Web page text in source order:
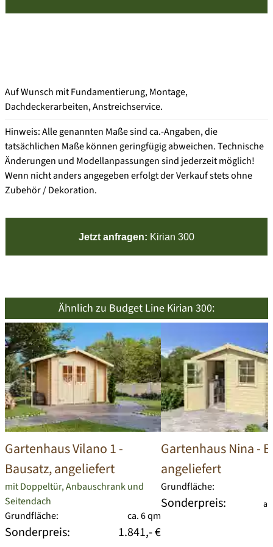
Auf Wunsch mit Fundamentierung, Montage,
Dachdeckerarbeiten, Anstreichservice.
Hinweis: Alle genannten Maße sind ca.-Angaben, die
tatsächlichen Maße können geringfügig abweichen. Technische
Änderungen und Modellanpassungen sind jederzeit möglich!
Wenn nicht anders angegeben erfolgt der Verkauf stets ohne
Zubehör / Dekoration.
Jetzt anfragen: Kirian 300
Ähnlich zu Budget Line Kirian 300:
Gartenhaus Vilano 1-
Bausatz, angeliefert
mit Doppeltür, Anbauschrank und
Seitendach
Grundfläche:
ca. 6 qm
Sonderpreis: 1.841,- €
Gartenhaus Nina-
angeliefert
Grundfläche:
Sonderpreis: